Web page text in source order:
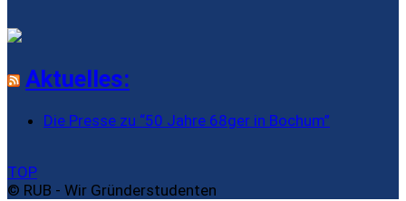
Aktuelles:
Die Presse zu “50 Jahre 68ger in Bochum”
TOP
© RUB - Wir Gründerstudenten